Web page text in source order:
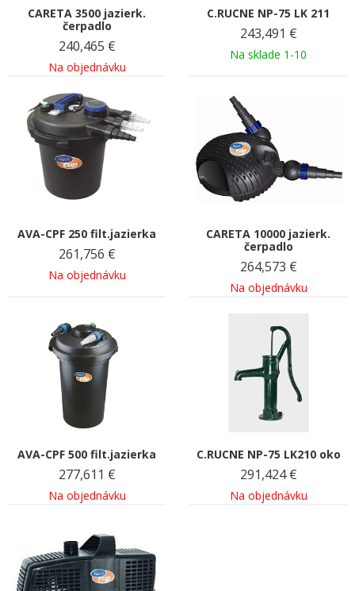
CARETA 3500 jazierk.
čerpadlo
240,465 €
Na objednávku
C.RUCNE NP-75 LK 211
243,491 €
Na sklade 1-10
AVA-CPF 250 filt.jazierka
261,756 €
Na objednávku
CARETA 10000 jazierk.
čerpadlo
264,573 €
Na objednávku
AVA-CPF 500 filt.jazierka
277,611 €
Na objednávku
C.RUCNE NP-75 LK210 oko
291,424 €
Na objednávku